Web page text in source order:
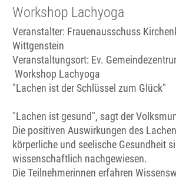
Workshop Lachyoga
Veranstalter: Frauenausschuss
Wittgenstein
Veranstaltungsort: Ev.
Workshop Lachyoga
"Lachen ist der Schlüssel zum Glück"
"Lachen ist gesund", sagt der
Die positiven Auswirkungen des
körperliche und seelische Gesundheit
wissenschaftlich nachgewiesen.
Die Teilnehmerinnen erfahren